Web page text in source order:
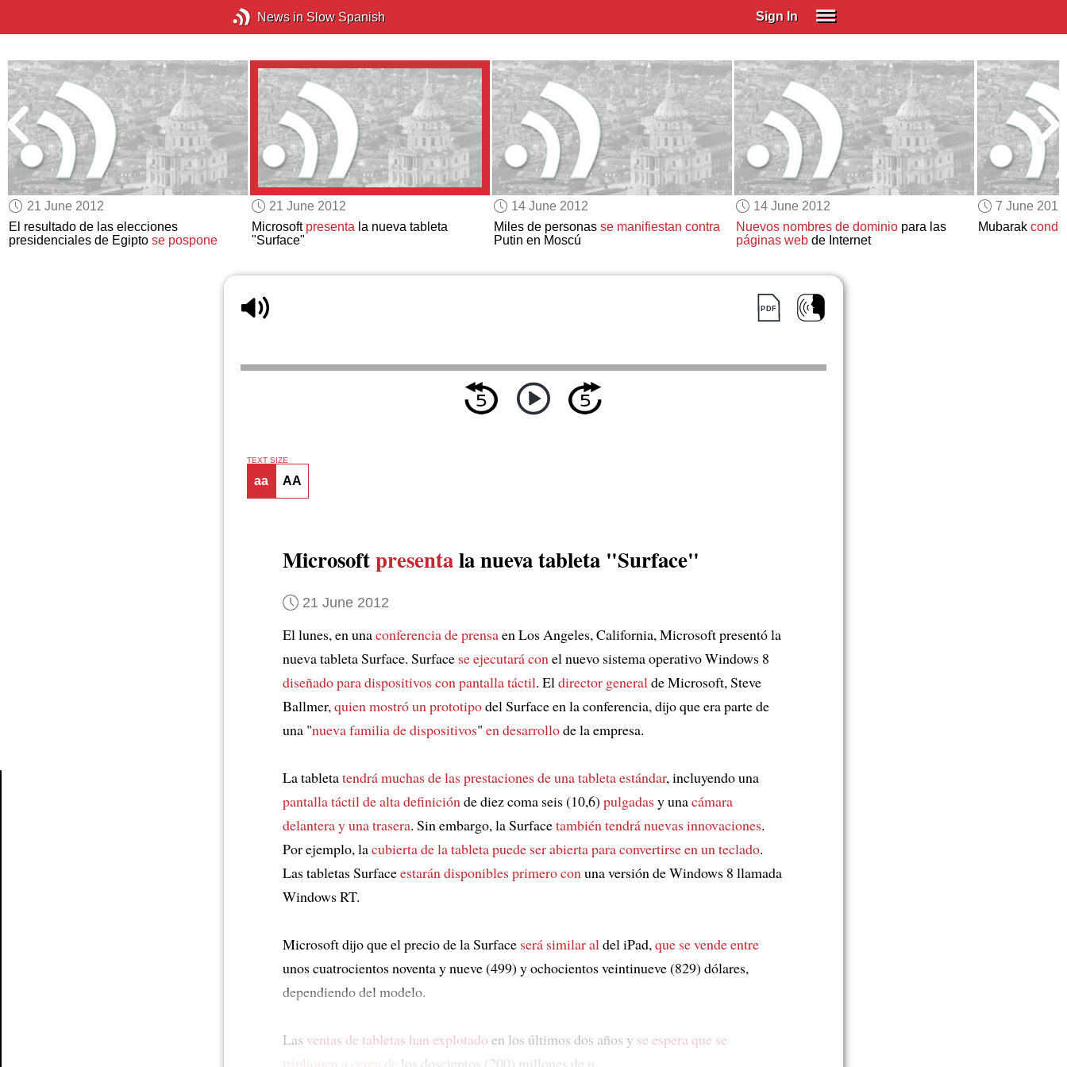
News in Slow Spanish Sign In
Spanish (Spain)
Spanish (Latino)
SUBSCRIBE
EDUCATIONAL LICENSES
GIFT CARDS
OTHER LANGUAGES
ABOUT US
21 June 2012
El resultado de las elecciones
presidenciales de Egiptose pospone
21 June 2012
Microsoft presentala nueva tableta
"Surface"
14 June 2012
Miles de personas se manifiestan contra
Putin en Moscú
14 June 2012
Nuevos nombres de dominiopara las
páginas webde Internet
7 June 2012
Mubarak
TEXT SIZE
aa AA
Microsoftpresentala nueva tableta "Surface"
21 June 2012
El lunes, en unaconferencia de prensaen Los Angeles, California, Microsoft presentó la
nueva tableta Surface. Surface se ejecutará conel nuevo sistema operativo Windows 8
diseñado para dispositivos con pantalla táctil. Eldirector generalde Microsoft, Steve
Ballmer,quien mostró un prototipodel Surface en la conferencia, dijo que era parte de
una "nueva familia de dispositivos" en desarrollode la empresa.
La tabletatendrá muchas de las prestaciones de una tableta estándar, incluyendo una
pantalla táctil de alta definiciónde diez coma seis (10,6) pulgadasy unacámara
delantera y una trasera. Sin embargo, la Surfacetambién tendrá nuevas innovaciones.
Por ejemplo, lacubierta de la tabletapuede ser abiertapara convertirse en un teclado.
Las tabletas Surfaceestarán disponibles primero conuna versión de Windows 8 llamada
Windows RT.
Microsoft dijo que el precio de la Surface será similar aldel iPad,que se vende entre
unos cuatrocientos noventa y nueve (499) y ochocientos veintinueve (829) dólares,
dependiendo del modelo.
Las ventas de tabletas han explotado en los últimos dos años y se espera que se